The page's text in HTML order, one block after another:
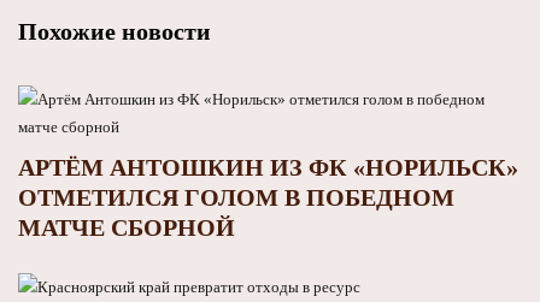
Похожие новости
АРТЁМ АНТОШКИН ИЗ ФК «НОРИЛЬСК»
ОТМЕТИЛСЯ ГОЛОМ В ПОБЕДНОМ
МАТЧЕ СБОРНОЙ